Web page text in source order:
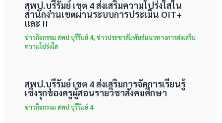
สพป.บุรีรัมย์ เขต 4 ส่งเสริมความโปร่งใสใน
สำนักงานเขตผ่านระบบการประเมิน OIT+
และ II
ข่าวกิจกรรม สพป.บุรีรัมย์ 4, ข่าวประชาสัมพันธ์แนวทางการส่งเสริม
ความโปร่งใส
สพป.บุรีรัมย์ เขต 4 ส่งเสริมการจัดการเรียนรู้
เชิงรุกของครูผู้สอนรายวิชาสังคมศึกษา
ข่าวกิจกรรม สพป.บุรีรัมย์ 4